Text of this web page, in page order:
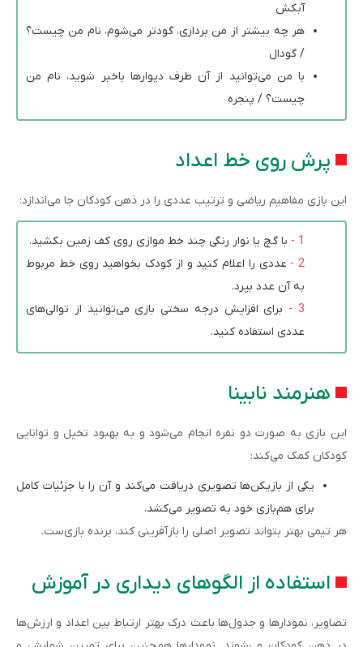
آبکش
هر چه بیشتر از من برداری، گودتر می‌شوم، نام من چیست؟
/ گودال
با من می‌توانید از آن طرف دیوارها باخبر شوید، نام من
چیست؟ / پنجره
پرش روی خط اعداد
این بازی مفاهیم ریاضی و ترتیب عددی را در ذهن کودکان جا می‌اندازد:
با گچ یا نوار رنگی چند خط موازی روی کف زمین بکشید.
عددی را اعلام کنید و از کودک بخواهید روی خط مربوط
به آن عدد بپرد.
برای افزایش درجه سختی بازی می‌توانید از توالی‌های
عددی استفاده کنید.
هنرمند نابینا
این بازی به صورت دو نفره انجام می‌شود و به بهبود تخیل و توانایی
کودکان کمک می‌کند:
یکی از بازیکن‌ها تصویری دریافت می‌کند و آن را با جزئیات کامل
برای هم‌بازی خود به تصویر می‌کشد.
هر تیمی بهتر بتواند تصویر اصلی را بازآفرینی کند، برنده بازی‌ست.
استفاده از الگوهای دیداری در آموزش
تصاویر، نمودارها و جدول‌ها باعث درک بهتر ارتباط بین اعداد و ارزش‌ها